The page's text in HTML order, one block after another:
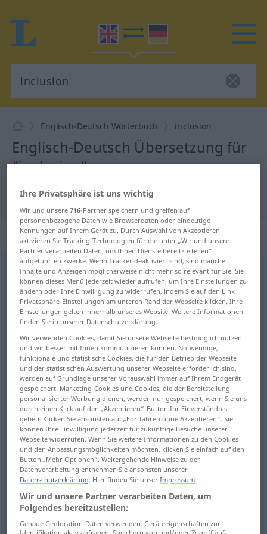
Englisch-Deutsch Wörterbuch inclusion
Englisch-Deutsch Übersetzung für
"inclusion"
"inclusion" Deutsch Übersetzung
„inclusion“: noun
inclusion [inˈkluːʒən]s
Übersicht aller Übersetzungen
(Für mehr Details die Übersetzung anklicken/antippen)
Einschließen, Einschließung, Einschluss,
Einbeziehen
Umschließung, Umfassung
Zugehörigkeit
Eingeschlossene Umfasste Einschluss
im Protoplasma eingeschlossener Körper,
Zelleinschluss
Einbettung
Ihre Privatsphäre ist uns wichtig
Wir und unsere716-Partner speichern und greifen auf
personenbezogene Daten wie Browserdaten oder eindeutige
Kennungen auf Ihrem Gerät zu. Durch Auswahl von Akzeptieren
aktivieren Sie Tracking-Technologien für die unter „Wir und unsere
Partner verarbeiten Daten, um Ihnen Dienste bereitzustellen“
aufgeführten Zwecke. Wenn Tracker deaktiviert sind, sind manche
Inhalte und Anzeigen möglicherweise nicht mehr so relevant für Sie. Sie
können dieses Menü jederzeit wieder aufrufen, um Ihre Einstellungen zu
ändern oder Ihre Einwilligung zu widerrufen, indem Sie auf den Link
Privatsphäre-Einstellungen am unteren Rand der Webseite klicken. Ihre
Einstellungen gelten innerhalb unseres Website. Weitere Informationen
finden Sie in unserer Datenschutzerklärung.
Wir verwenden Cookies, damit Sie unsere Webseite bestmöglich nutzen
und wir besser mit Ihnen kommunizieren können. Notwendige,
funktionale und statistische Cookies, die für den Betrieb der Webseite
und der statistischen Auswertung unserer Webseite erforderlich sind,
werden auf Grundlage unserer Vorauswahl immer auf Ihrem Endgerät
gespeichert. Marketing-Cookies und Cookies, die der Bereitstellung
personalisierter Werbung dienen, werden nur gespeichert, wenn Sie uns
durch einen Klick auf den „Akzeptieren“-Button Ihr Einverständnis
geben. Klicken Sie ansonsten auf „Fortfahren ohne Akzeptieren“. Sie
können Ihre Einwilligung jederzeit für zukünftige Besuche unserer
Webseite widerrufen. Wenn Sie weitere Informationen zu den Cookies
und den Anpassungsmöglichkeiten möchten, klicken Sie einfach auf den
Button „Mehr Optionen“. Weitergehende Hinweise zu der
Datenverarbeitung entnehmen Sie ansonsten unserer
Datenschutzerklärung. Hier finden Sie unserImpressum.
Wir und unsere Partner verarbeiten Daten, um
Folgendes bereitzustellen:
Genaue Geolocation-Daten verwenden. Geräteeigenschaften zur